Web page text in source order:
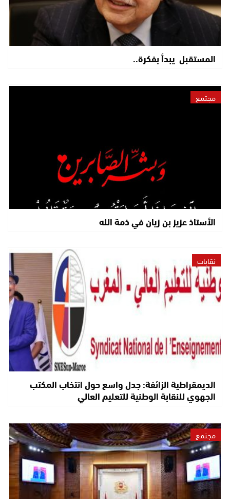
المستقبل يبدأ بفكرة..
مجتمع
الأستاذ عزيز بن زيان في ذمة الله
نقابات
الديمقراطية الزائفة: جدل واسع حول انتخاب المكتب
الجهوي للنقابة الوطنية للتعليم العالي
مجتمع